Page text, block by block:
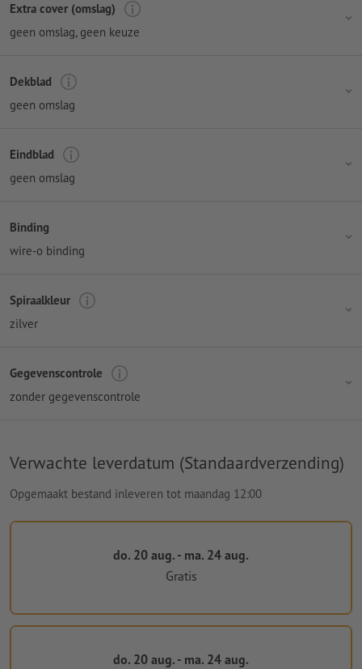
Extra cover (omslag)
geen omslag, geen keuze
Dekblad
geen omslag
Eindblad
geen omslag
Binding
wire-o binding
Spiraalkleur
zilver
Gegevenscontrole
zonder gegevenscontrole
Verwachte leverdatum (Standaardverzending)
Opgemaakt bestand inleveren tot maandag 12:00
do. 20 aug. - ma. 24 aug.
Gratis
do. 20 aug. - ma. 24 aug.